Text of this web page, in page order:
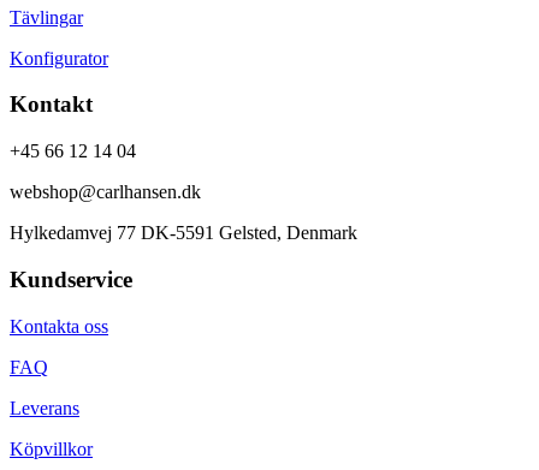
Tävlingar
Konfigurator
Kontakt
+45 66 12 14 04
webshop@carlhansen.dk
Hylkedamvej 77 DK-5591 Gelsted, Denmark
Kundservice
Kontakta oss
FAQ
Leverans
Köpvillkor